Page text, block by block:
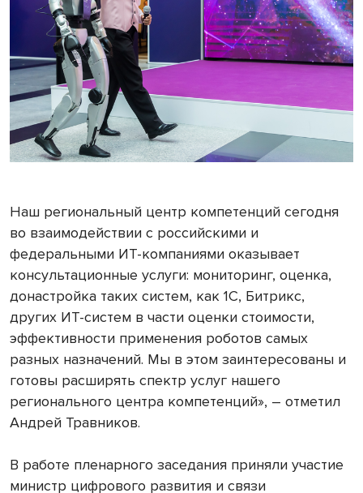
Наш региональный центр компетенций сегодня
во взаимодействии с российскими и
федеральными ИТ-компаниями оказывает
консультационные услуги: мониторинг, оценка,
донастройка таких систем, как 1С, Битрикс,
других ИТ-систем в части оценки стоимости,
эффективности применения роботов самых
разных назначений. Мы в этом заинтересованы и
готовы расширять спектр услуг нашего
регионального центра компетенций», – отметил
Андрей Травников.
В работе пленарного заседания приняли участие
министр цифрового развития и связи